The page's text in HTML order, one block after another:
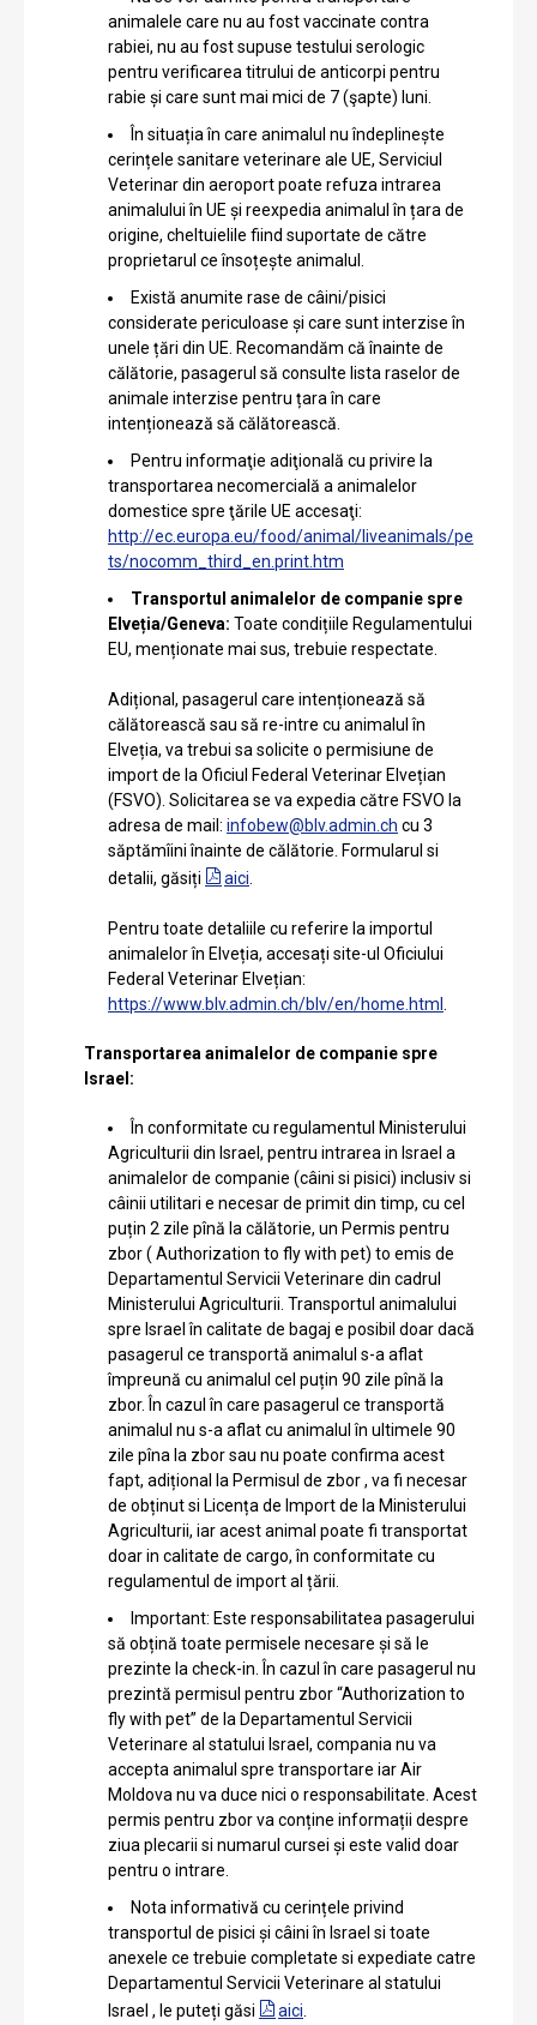
animalele care nu au fost vaccinate contra
rabiei, nu au fost supuse testului serologic
pentru verificarea titrului de anticorpi pentru
rabie și care sunt mai mici de 7 (şapte) luni.
În situația în care animalul nu îndeplinește
cerințele sanitare veterinare ale UE, Serviciul
Veterinar din aeroport poate refuza intrarea
animalului în UE și reexpedia animalul în țara de
origine, cheltuielile fiind suportate de către
proprietarul ce însoțește animalul.
Există anumite rase de câini/pisici
considerate periculoase și care sunt interzise în
unele țări din UE. Recomandăm că înainte de
călătorie, pasagerul să consulte lista raselor de
animale interzise pentru țara în care
intenționează să călătorească.
Pentru informaţie adiţională cu privire la
transportarea necomercială a animalelor
domestice spre ţările UE accesaţi:
http://ec.europa.eu/food/animal/liveanimals/pe
ts/nocomm_third_en.print.htm
Transportul animalelor de companie spre
Elveția/Geneva: Toate condițiile Regulamentului
EU, menționate mai sus, trebuie respectate.
Adițional, pasagerul care intenționează să
călătorească sau să re-intre cu animalul în
Elveția, va trebui sa solicite o permisiune de
import de la Oficiul Federal Veterinar Elvețian
(FSVO). Solicitarea se va expedia către FSVO la
adresa de mail: infobew@blv.admin.ch cu 3
săptămîini înainte de călătorie. Formularul si
detalii, găsiți
aici
Pentru toate detaliile cu referire la importul
animalelor în Elveția, accesați site-ul Oficiului
Federal Veterinar Elvețian:
https://www.blv.admin.ch/blv/en/home.html
Transportarea animalelor de companie spre
Israel:
În conformitate cu regulamentul Ministerului
Agriculturii din Israel, pentru intrarea in Israel a
animalelor de companie (câini si pisici) inclusiv si
câinii utilitari e necesar de primit din timp, cu cel
puțin 2 zile pînă la călătorie, un Permis pentru
zbor ( Authorization to fly with pet) to emis de
Departamentul Servicii Veterinare din cadrul
Ministerului Agriculturii. Transportul animalului
spre Israel în calitate de bagaj e posibil doar dacă
pasagerul ce transportă animalul s-a aflat
împreună cu animalul cel puțin 90 zile pînă la
zbor. În cazul în care pasagerul ce transportă
animalul nu s-a aflat cu animalul în ultimele 90
zile pîna la zbor sau nu poate confirma acest
fapt, adițional la Permisul de zbor , va fi necesar
de obținut si Licența de Import de la Ministerului
Agriculturii, iar acest animal poate fi transportat
doar in calitate de cargo, în conformitate cu
regulamentul de import al țării.
Important: Este responsabilitatea pasagerului
să obțină toate permisele necesare și să le
prezinte la check-in. În cazul în care pasagerul nu
prezintă permisul pentru zbor “Authorization to
fly with pet” de la Departamentul Servicii
Veterinare al statului Israel, compania nu va
accepta animalul spre transportare iar Air
Moldova nu va duce nici o responsabilitate. Acest
permis pentru zbor va conține informații despre
ziua plecarii si numarul cursei și este valid doar
pentru o intrare.
Nota informativă cu cerințele privind
transportul de pisici și câini în Israel si toate
anexele ce trebuie completate si expediate catre
Departamentul Servicii Veterinare al statului
Israel , le puteți găsi
aici